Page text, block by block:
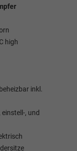
high
inkl.
, und